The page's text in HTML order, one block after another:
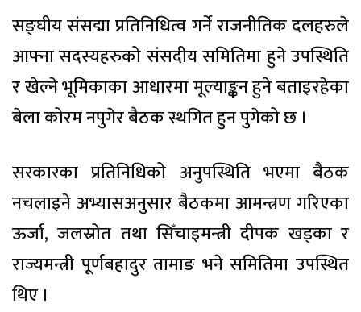
सङ्घीय संसद्मा प्रतिनिधित्व गर्ने राजनीतिक दलहरुले
आफ्ना सदस्यहरुको संसदीय समितिमा हुने उपस्थिति
र खेल्ने भूमिकाका आधारमा मूल्याङ्कन हुने बताइरहेका
बेला कोरम नपुगेर बैठक स्थगित हुन पुगेको छ ।
सरकारका प्रतिनिधिको अनुपस्थिति भएमा बैठक
नचलाइने अभ्यासअनुसार बैठकमा आमन्त्रण गरिएका
ऊर्जा, जलस्रोत तथा सिँचाइमन्त्री दीपक खड्का र
राज्यमन्त्री पूर्णबहादुर तामाङ भने समितिमा उपस्थित
थिए ।